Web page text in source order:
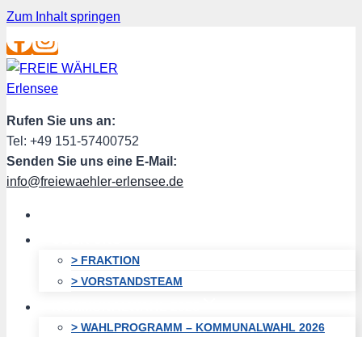
Zum Inhalt springen
Rufen Sie uns an:
Tel: +49 151-57400752
Senden Sie uns eine E-Mail:
info@freiewaehler-erlensee.de
> FRAKTION
> VORSTANDSTEAM
> WAHLPROGRAMM – KOMMUNALWAHL 2026